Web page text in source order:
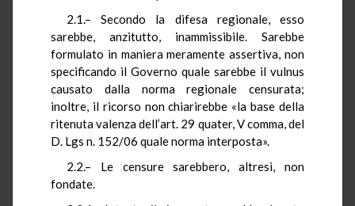
2.1.– Secondo la difesa regionale, esso
sarebbe, anzitutto, inammissibile. Sarebbe
formulato in maniera meramente assertiva, non
specificando il Governo quale sarebbe il vulnus
causato dalla norma regionale censurata;
inoltre, il ricorso non chiarirebbe «la base della
ritenuta valenza dell’art. 29 quater, V comma, del
D. Lgs n. 152/06 quale norma interposta».
2.2.– Le censure sarebbero, altresì, non
fondate.